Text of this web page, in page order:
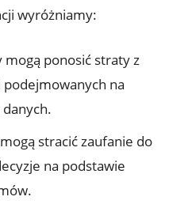
wyróżniamy:
mogą ponosić straty z
podejmowanych na
stracić zaufanie do
na podstawie